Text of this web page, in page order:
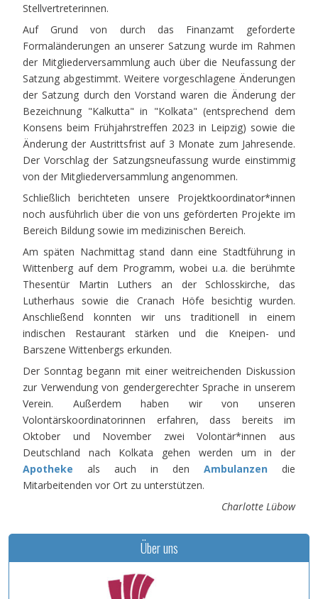
Stellvertreterinnen.
Auf Grund von durch das Finanzamt geforderte
Formaländerungen an unserer Satzung wurde im Rahmen
der Mitgliederversammlung auch über die Neufassung der
Satzung abgestimmt. Weitere vorgeschlagene Änderungen
der Satzung durch den Vorstand waren die Änderung der
Bezeichnung "Kalkutta" in "Kolkata" (entsprechend dem
Konsens beim Frühjahrstreffen 2023 in Leipzig) sowie die
Änderung der Austrittsfrist auf 3 Monate zum Jahresende.
Der Vorschlag der Satzungsneufassung wurde einstimmig
von der Mitgliederversammlung angenommen.
Schließlich berichteten unsere Projektkoordinator*innen
noch ausführlich über die von uns geförderten Projekte im
Bereich Bildung sowie im medizinischen Bereich.
Am späten Nachmittag stand dann eine Stadtführung in
Wittenberg auf dem Programm, wobei u.a. die berühmte
Thesentür Martin Luthers an der Schlosskirche, das
Lutherhaus sowie die Cranach Höfe besichtig wurden.
Anschließend konnten wir uns traditionell in einem
indischen Restaurant stärken und die Kneipen- und
Barszene Wittenbergs erkunden.
Der Sonntag begann mit einer weitreichenden Diskussion
zur Verwendung von gendergerechter Sprache in unserem
Verein. Außerdem haben wir von unseren
Volontärskoordinatorinnen erfahren, dass bereits im
Oktober und November zwei Volontär*innen aus
Deutschland nach Kolkata gehen werden um in der
Apotheke als auch in den Ambulanzen die
Mitarbeitenden vor Ort zu unterstützen.
Charlotte Lübow
Über uns